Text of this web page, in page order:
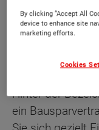
Hinter der
ein
By clicking “Accept All
device to enhance site
marketing efforts.
Cookies